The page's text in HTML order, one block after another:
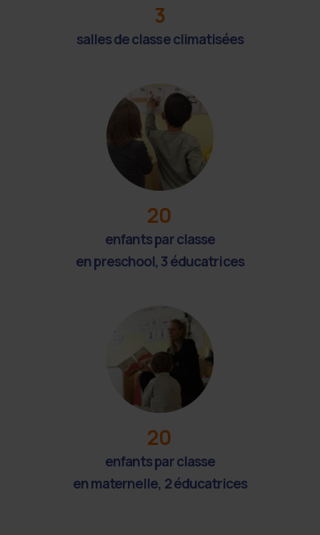
3
salles de classe climatisées
20
enfants par classe
en preschool, 3 éducatrices
20
enfants par classe
en maternelle, 2 éducatrices